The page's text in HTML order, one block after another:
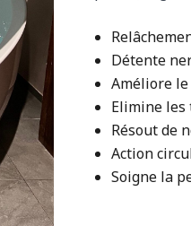
Détente
Améliore
Elimine les
Résout de
Action
Soigne la